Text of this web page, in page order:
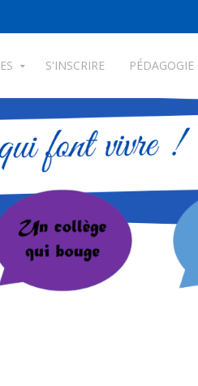
S'INSCRIRE PÉDAGOGIE